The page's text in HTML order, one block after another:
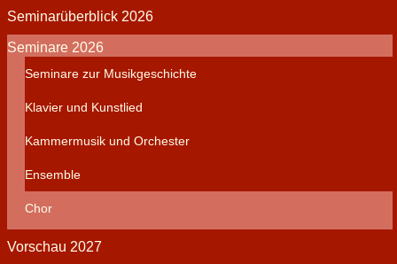
Seminarüberblick 2026
Seminare 2026
Seminare zur Musikgeschichte
Klavier und Kunstlied
Kammermusik und Orchester
Ensemble
Chor
Vorschau 2027